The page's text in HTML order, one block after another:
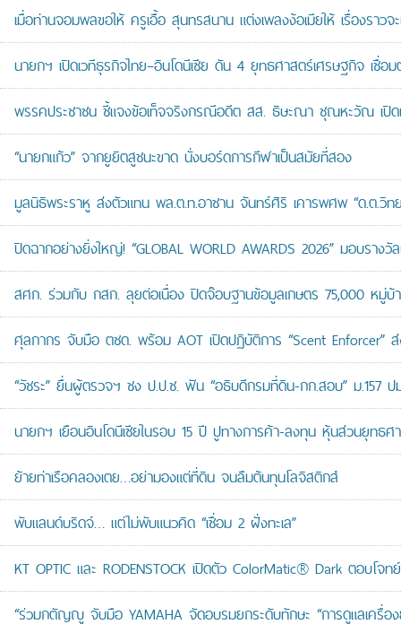
เมื่อท่านจอมพลขอให้ ครูเอื้อ สุนทรสนาน แต่งเพลงง้อเมียให้ เรื่องราวจะ
นายกฯ เปิดเวทีธุรกิจไทย–อินโดนีเซีย ดัน 4 ยุทธศาสตร์เศรษฐกิจ เ
พรรคประชาชน ชี้แจงข้อเท็จจริงกรณีอดีต สส. ธิษะณา ชุณหะวัณ เปิด
“นายกแก้ว” จากยูยิตสูชนะขาด นั่งบอร์ดการกีฬาเป็นสมัยที่สอง
มูลนิธิพระราหู ส่งตัวแทน พล.ต.ท.อาชาน จันทร์ศิริ เคารพศพ “ด.ต.วิท
ปิดฉากอย่างยิ่งใหญ่! “GLOBAL WORLD AWARDS 2026” มอบรา
สศก. ร่วมกับ กสก. ลุยต่อเนื่อง ปิดจ๊อบฐานข้อมูลเกษตร 75,000 หมู่
ศุลกากร จับมือ ตชด. พร้อม AOT เปิดปฏิบัติการ “Scent Enforcer”
“วัชระ” ยื่นผู้ตรวจฯ ชง ป.ป.ช. ฟัน “อธิบดีกรมที่ดิน-กก.สอบ” ม.157 ป
นายกฯ เยือนอินโดนีเซียในรอบ 15 ปี ปูทางการค้า-ลงทุน หุ้นส่วนยุทธศ
ย้ายท่าเรือคลองเตย…อย่ามองแต่ที่ดิน จนลืมต้นทุนโลจิสติกส์
พับแลนด์บริดจ์… แต่ไม่พับแนวคิด “เชื่อม 2 ฝั่งทะเล”
KT OPTIC และ RODENSTOCK เปิดตัว ColorMatic® Dark ตอบโจ
“ร่วมกตัญญู จับมือ YAMAHA จัดอบรมยกระดับทักษะ “การดูแลเครื่อ